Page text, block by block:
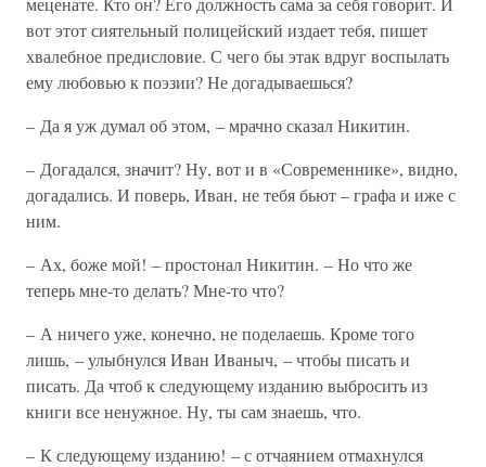
вот этот сиятельный полицейский издает тебя, пишет
хвалебное предисловие. С чего бы этак вдруг воспылать
ему любовью к поэзии? Не догадываешься?
– Да я уж думал об этом, – мрачно сказал Никитин.
– Догадался, значит? Ну, вот и в «Современнике», видно,
догадались. И поверь, Иван, не тебя бьют – графа и иже с
ним.
– Ах, боже мой! – простонал Никитин. – Но что же
теперь мне-то делать? Мне-то что?
– А ничего уже, конечно, не поделаешь. Кроме того
лишь, – улыбнулся Иван Иваныч, – чтобы писать и
писать. Да чтоб к следующему изданию выбросить из
книги все ненужное. Ну, ты сам знаешь, что.
– К следующему изданию! – с отчаянием отмахнулся